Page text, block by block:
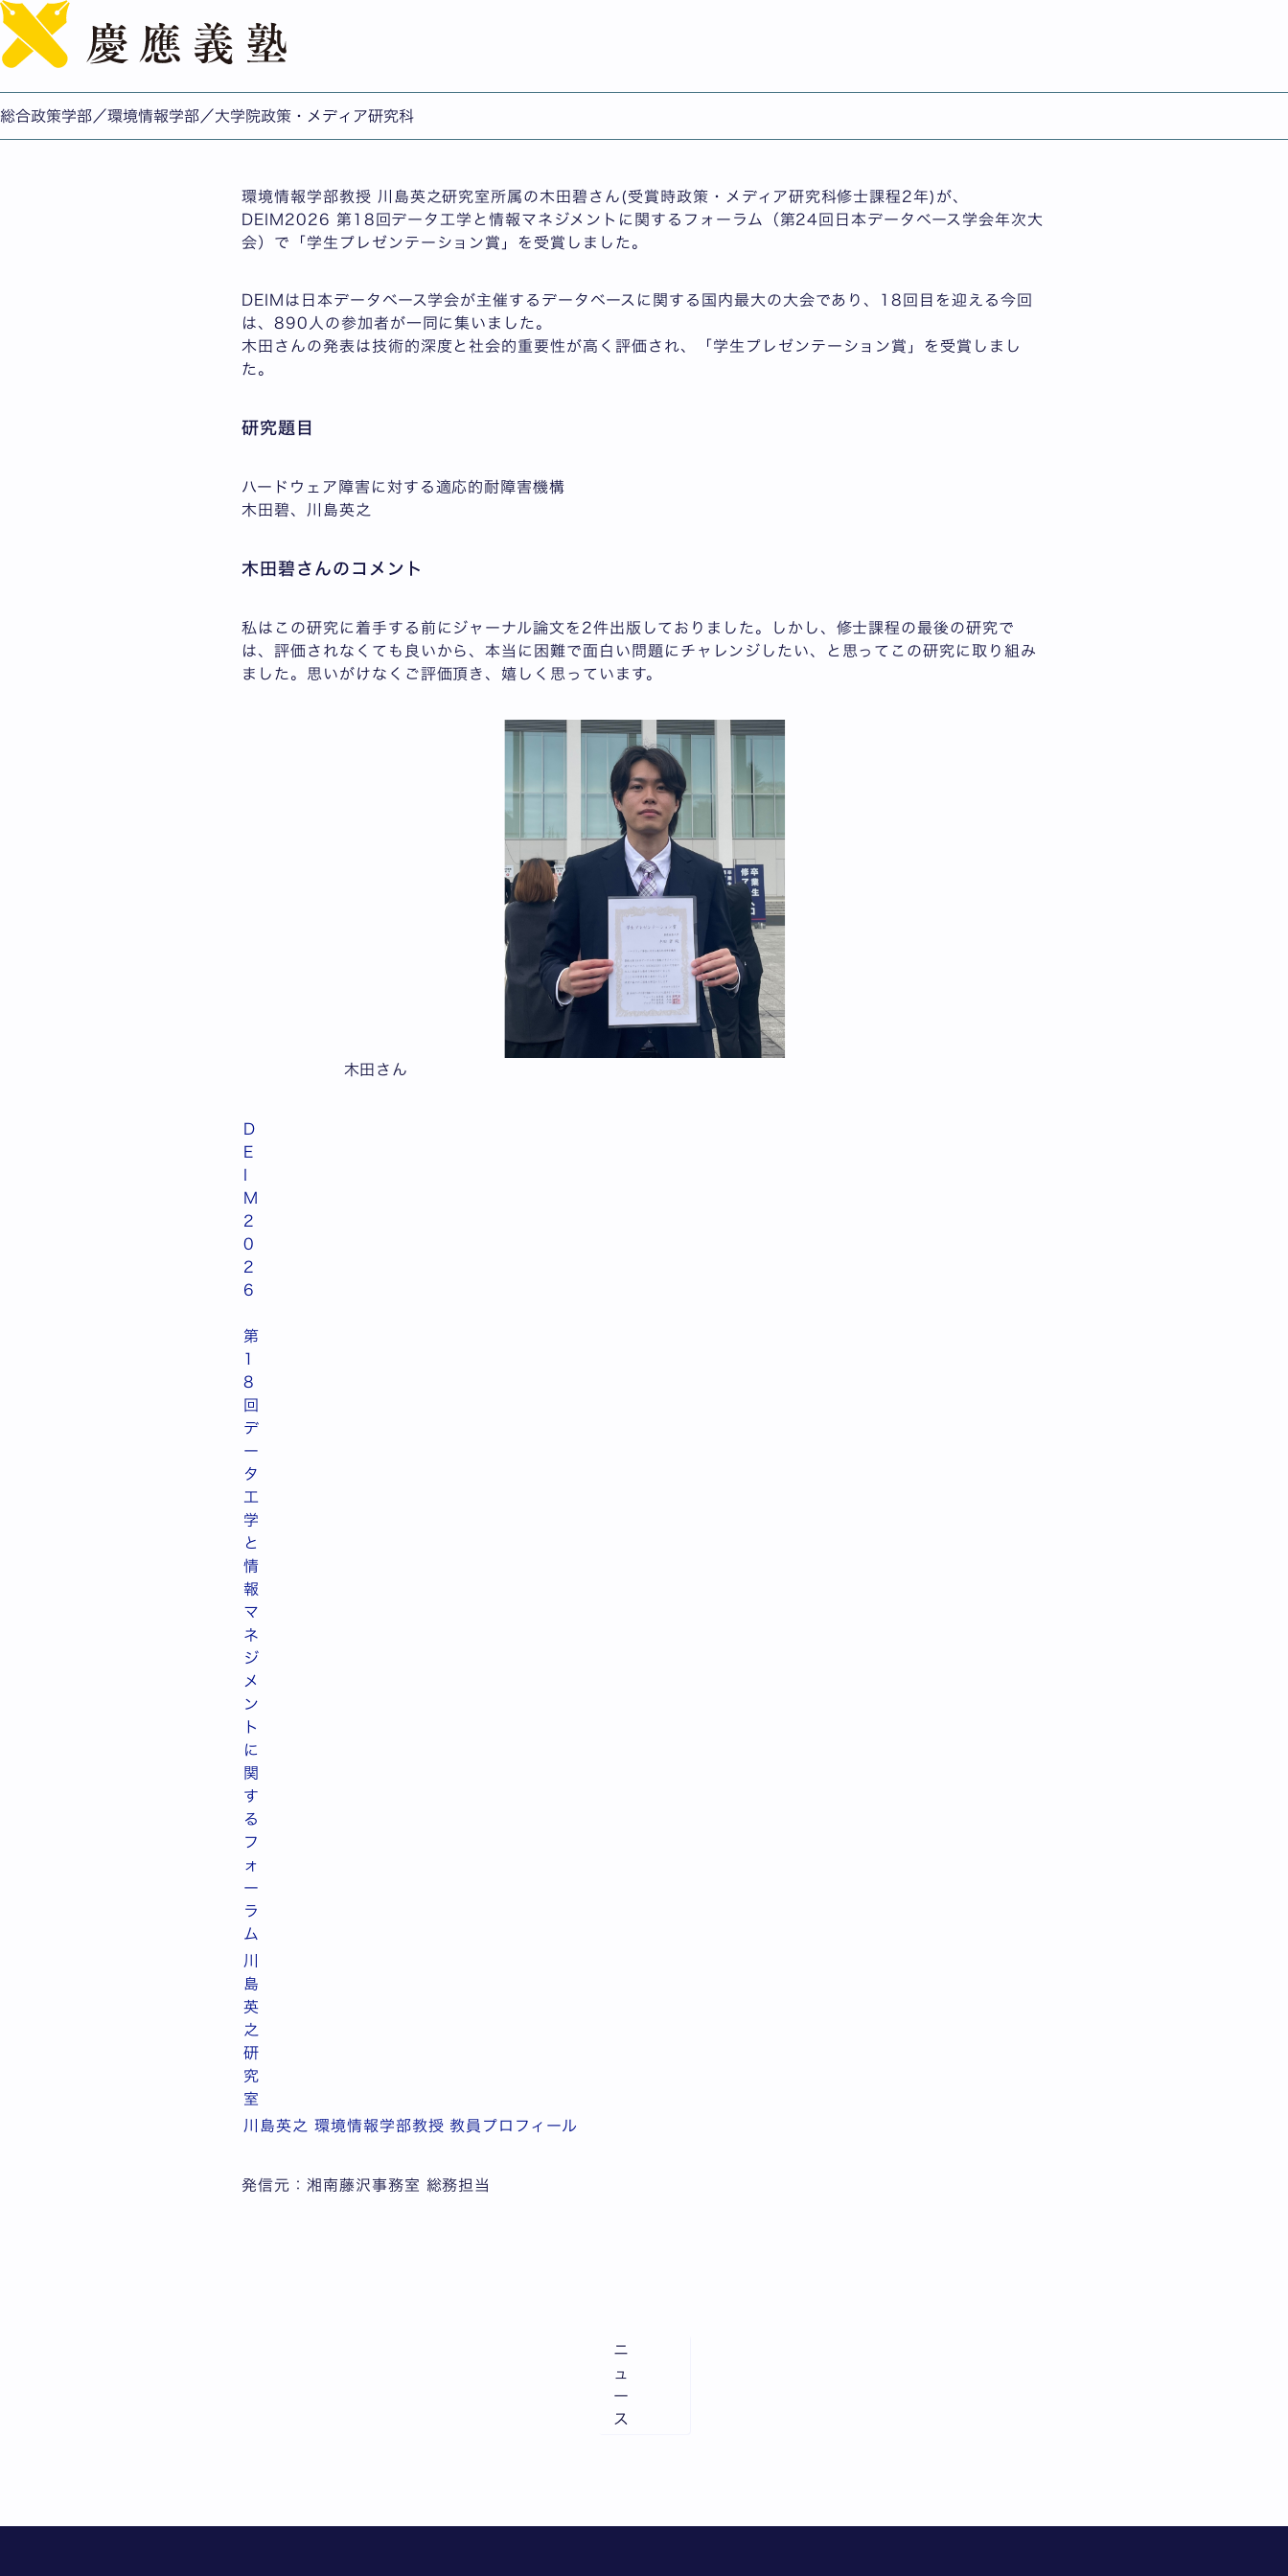
総合政策学部／環境情報学部／大学院政策・メディア研究科
木田碧さん(政メ修士2年)が、DEIM2026 第18回データ工学と情報マネジメントに関するフォーラムで「学
総合政策学部/環境情報学部/政策・メディア研究科
環境情報学部教授 川島英之研究室所属の木田碧さん(受賞時政策・メディア研究科修士課程2年)が、
DEIM2026 第18回データ工学と情報マネジメントに関するフォーラム（第24回日本データベース学会年次大
会）で「学生プレゼンテーション賞」を受賞しました。
DEIMは日本データベース学会が主催するデータベースに関する国内最大の大会であり、18回目を迎える今回
は、890人の参加者が一同に集いました。
木田さんの発表は技術的深度と社会的重要性が高く評価され、「学生プレゼンテーション賞」を受賞しまし
た。
研究題目
ハードウェア障害に対する適応的耐障害機構
木田碧、川島英之
木田碧さんのコメント
私はこの研究に着手する前にジャーナル論文を2件出版しておりました。しかし、修士課程の最後の研究で
は、評価されなくても良いから、本当に困難で面白い問題にチャレンジしたい、と思ってこの研究に取り組み
ました。思いがけなくご評価頂き、嬉しく思っています。
木田さん
D
E
M
2
0
2
6
第
1
8
回
デ
ー
タ
工
学
と
情
報
マ
ネ
ジ
メ
ン
ト
に
関
す
る
フ
ォ
ー
ラ
ム
川
島
英
之
研
究
室
川島英之 環境情報学部教授 教員プロフィール
発信元：湘南藤沢事務室 総務担当
ニ
ュ
ー
ス